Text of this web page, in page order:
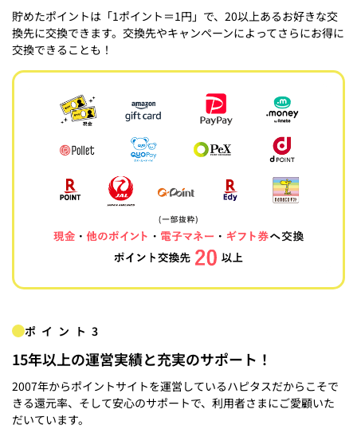
貯めたポイントは「1ポイント＝1円」で、20以上あるお好きな交
換先に交換できます。交換先やキャンペーンによってさらにお得に
交換できることも！
ポイント3
15年以上の運営実績と充実のサポート！
2007年からポイントサイトを運営しているハピタスだからこそで
きる還元率、そして安心のサポートで、利用者さまにご愛顧いた
だいています。